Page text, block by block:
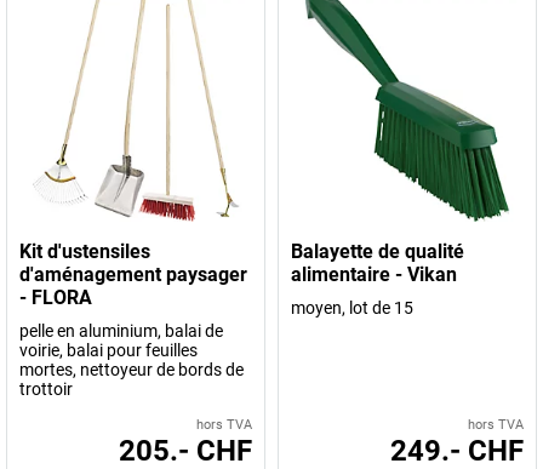
Kit d'ustensiles
d'aménagement paysager
- FLORA
pelle en aluminium, balai de
voirie, balai pour feuilles
mortes, nettoyeur de bords de
trottoir
hors TVA
205.- CHF
Balayette de qualité
alimentaire - Vikan
moyen, lot de 15
hors TVA
249.- CHF